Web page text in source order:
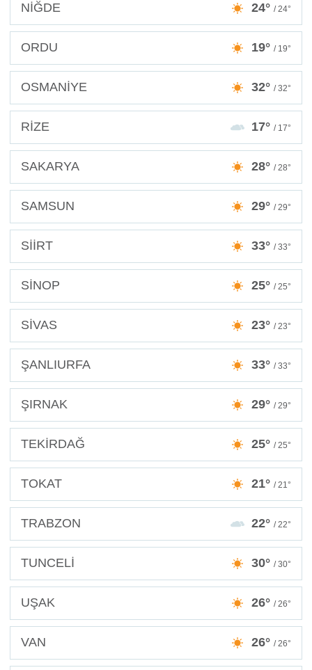
NİĞDE 24° / 24°
ORDU 19° / 19°
OSMANİYE 32° / 32°
RİZE 17° / 17°
SAKARYA 28° / 28°
SAMSUN 29° / 29°
SİİRT 33° / 33°
SİNOP 25° / 25°
SİVAS 23° / 23°
ŞANLIURFA 33° / 33°
ŞIRNAK 29° / 29°
TEKİRDAĞ 25° / 25°
TOKAT 21° / 21°
TRABZON 22° / 22°
TUNCELİ 30° / 30°
UŞAK 26° / 26°
VAN 26° / 26°